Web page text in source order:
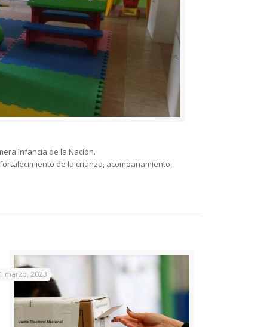
Infancia de la Nación.
de la crianza, acompañamiento,
marzo, 2023